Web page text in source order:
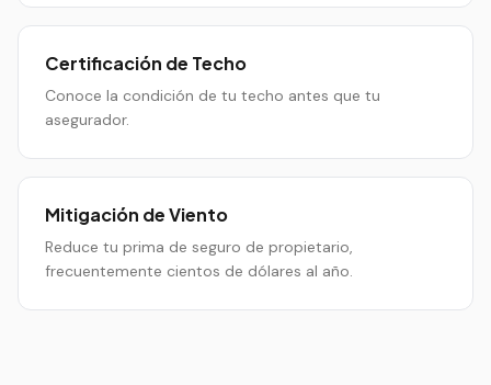
Certificación de Techo
Conoce la condición de tu techo antes que tu
asegurador.
Mitigación de Viento
Reduce tu prima de seguro de propietario,
frecuentemente cientos de dólares al año.